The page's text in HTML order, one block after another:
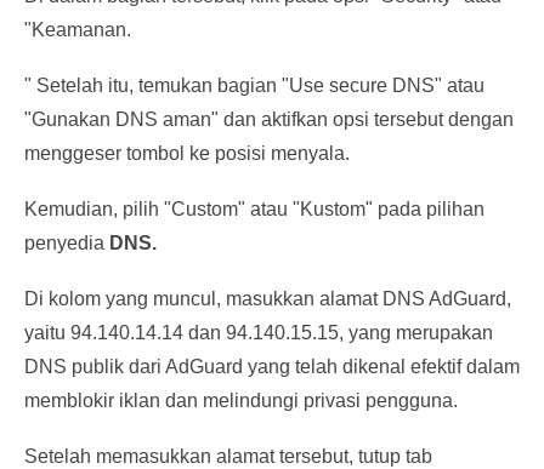
"Keamanan.
" Setelah itu, temukan bagian "Use secure DNS" atau
"Gunakan DNS aman" dan aktifkan opsi tersebut dengan
menggeser tombol ke posisi menyala.
Kemudian, pilih "Custom" atau "Kustom" pada pilihan
penyedia DNS.
Di kolom yang muncul, masukkan alamat DNS AdGuard,
yaitu 94.140.14.14 dan 94.140.15.15, yang merupakan
DNS publik dari AdGuard yang telah dikenal efektif dalam
memblokir iklan dan melindungi privasi pengguna.
Setelah memasukkan alamat tersebut, tutup tab